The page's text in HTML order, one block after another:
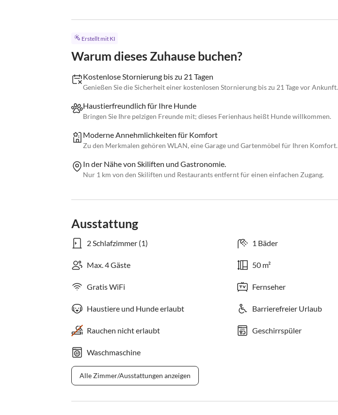
Erstellt mit KI
Warum dieses Zuhause buchen?
Kostenlose Stornierung bis zu 21 Tagen
Genießen Sie die Sicherheit einer kostenlosen Stornierung bis zu 21 Tage vor Ankunft.
Haustierfreundlich für Ihre Hunde
Bringen Sie Ihre pelzigen Freunde mit; dieses Ferienhaus heißt Hunde willkommen.
Moderne Annehmlichkeiten für Komfort
Zu den Merkmalen gehören WLAN, eine Garage und Gartenmöbel für Ihren Komfort.
In der Nähe von Skiliften und Gastronomie.
Nur 1 km von den Skiliften und Restaurants entfernt für einen einfachen Zugang.
Ausstattung
2 Schlafzimmer (1) 1 Bäder
Max. 4 Gäste 50 m²
Gratis WiFi Fernseher
Haustiere und Hunde erlaubt Barrierefreier Urlaub
Rauchen nicht erlaubt Geschirrspüler
Waschmaschine
Alle Zimmer/Ausstattungen anzeigen